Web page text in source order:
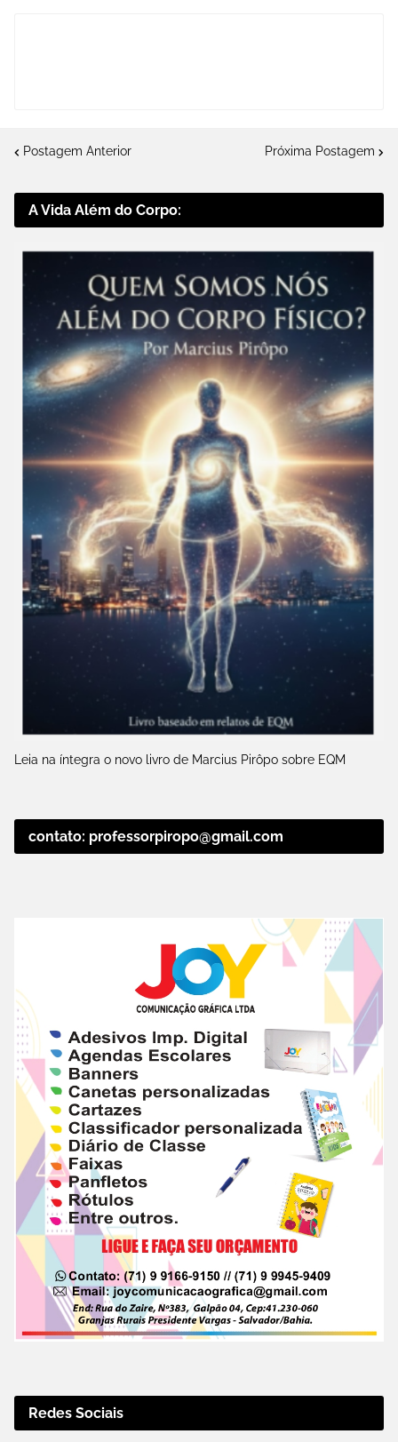
Postagem Anterior Próxima Postagem
A Vida Além do Corpo:
Leia na íntegra o novo livro de Marcius Pirôpo sobre EQM
contato: professorpiropo@gmail.com
Redes Sociais